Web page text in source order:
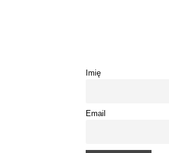
Imię
Email